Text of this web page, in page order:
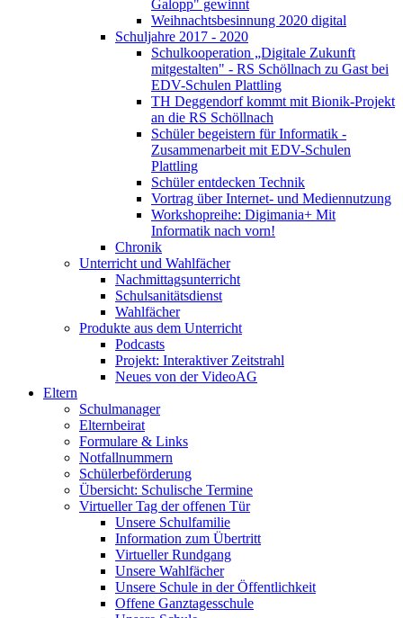
Galopp" gewinnt
Weihnachtsbesinnung 2020 digital
Schuljahre 2017 - 2020
Schulkooperation „Digitale Zukunft
mitgestalten" - RS Schöllnach zu Gast bei
EDV-Schulen Plattling
TH Deggendorf kommt mit Bionik-Projekt
an die RS Schöllnach
Schüler begeistern für Informatik -
Zusammenarbeit mit EDV-Schulen
Plattling
Schüler entdecken Technik
Vortrag über Internet- und Mediennutzung
Workshopreihe: Digimania+ Mit
Informatik nach vorn!
Chronik
Unterricht und Wahlfächer
Nachmittagsunterricht
Schulsanitätsdienst
Wahlfächer
Produkte aus dem Unterricht
Podcasts
Projekt: Interaktiver Zeitstrahl
Neues von der VideoAG
Eltern
Schulmanager
Elternbeirat
Formulare & Links
Notfallnummern
Schülerbeförderung
Übersicht: Schulische Termine
Virtueller Tag der offenen Tür
Unsere Schulfamilie
Information zum Übertritt
Virtueller Rundgang
Unsere Wahlfächer
Unsere Schule in der Öffentlichkeit
Offene Ganztagesschule